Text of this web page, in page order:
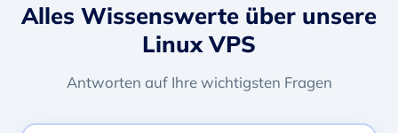
Alles Wissenswerte über unsere
Linux VPS
Antworten auf Ihre wichtigsten Fragen